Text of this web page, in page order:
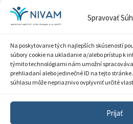
Spravovať
Na poskytovanie tých najlepších skúseností
súbory cookie na ukladanie a/alebo prístup k
týmito technológiami nám umožní
prehliadaní alebo jedinečné ID na tejto
súhlasu môže nepriaznivo ovplyvniť určité
Prijať
IČO: 00164348
DIČ: 2020798714
Zásady ochrany
Sprístupnenie